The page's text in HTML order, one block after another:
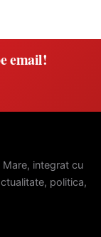
email!
integrat cu
politica,